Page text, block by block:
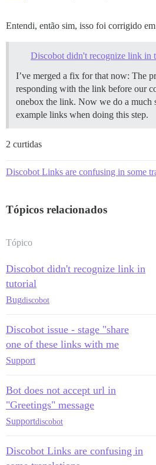
Entendi, então sim, isso foi corrigido
Discobot didn't recognize link in
I’ve merged a fix for that now: The
responding with the link before our
onebox the link. Now we do a much
example links when doing this step.
2 curtidas
Discobot Links are confusing in some
Tópicos relacionados
Tópico
Discobot didn't recognize link in
tutorial
Bugdiscobot
Discobot issue - stage "share
one of these links with me
Support
Bot does not accept url in
"Greetings" message
Supportdiscobot
Discobot Links are confusing in